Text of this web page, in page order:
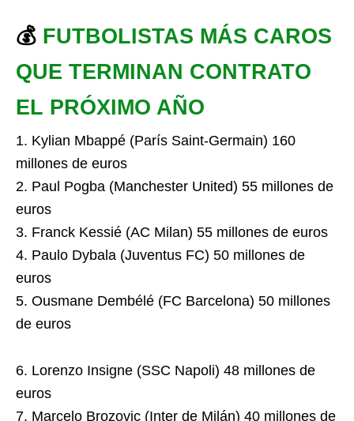
💰 FUTBOLISTAS MÁS CAROS
QUE TERMINAN CONTRATO
EL PRÓXIMO AÑO
1. Kylian Mbappé (París Saint-Germain) 160
millones de euros
2. Paul Pogba (Manchester United) 55 millones de
euros
3. Franck Kessié (AC Milan) 55 millones de euros
4. Paulo Dybala (Juventus FC) 50 millones de
euros
5. Ousmane Dembélé (FC Barcelona) 50 millones
de euros
6. Lorenzo Insigne (SSC Napoli) 48 millones de
euros
7. Marcelo Brozovic (Inter de Milán) 40 millones de